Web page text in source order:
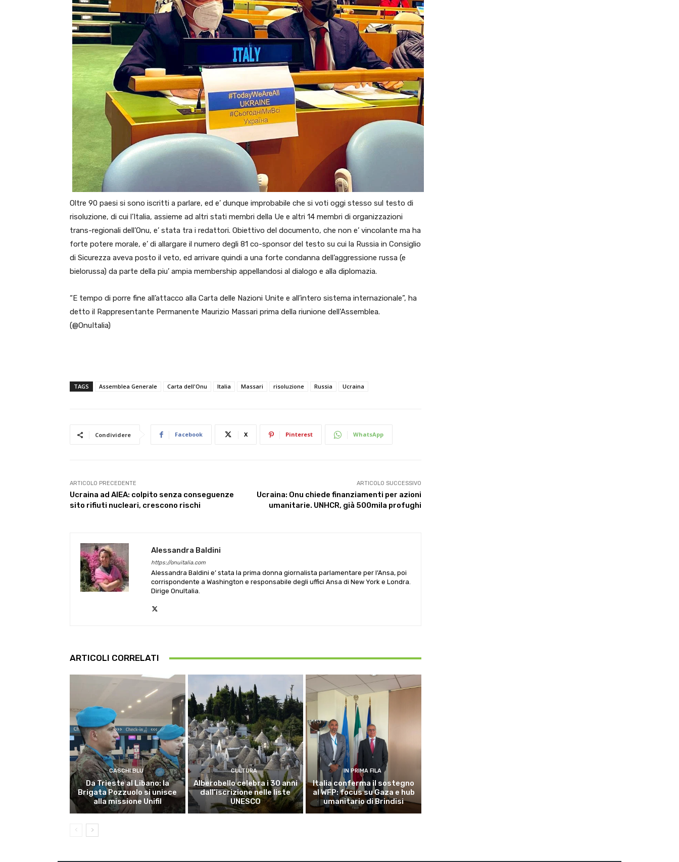
Oltre 90 paesi si sono iscritti a parlare, ed e’ dunque improbabile che si voti oggi stesso sul testo di
risoluzione, di cui l’Italia, assieme ad altri stati membri della Ue e altri 14 membri di organizzazioni
trans-regionali dell’Onu, e’ stata tra i redattori. Obiettivo del documento, che non e’ vincolante ma ha
forte potere morale, e’ di allargare il numero degli 81 co-sponsor del testo su cui la Russia in Consiglio
di Sicurezza aveva posto il veto, ed arrivare quindi a una forte condanna dell’aggressione russa (e
bielorussa) da parte della piu’ ampia membership appellandosi al dialogo e alla diplomazia.
“E tempo di porre fine all’attacco alla Carta delle Nazioni Unite e all’intero sistema internazionale”, ha
detto il Rappresentante Permanente Maurizio Massari prima della riunione dell’Assemblea.
(@OnuItalia)
TAGS Assemblea Generale Carta dell'Onu Italia Massari risoluzione Russia Ucraina
Condividere Facebook X Pinterest WhatsApp
ARTICOLO PRECEDENTE
Ucraina ad AIEA: colpito senza conseguenze
sito rifiuti nucleari, crescono rischi
ARTICOLO SUCCESSIVO
Ucraina: Onu chiede finanziamenti per azioni
umanitarie. UNHCR, già 500mila profughi
Alessandra Baldini
https://onuitalia.com
Alessandra Baldini e’ stata la prima donna giornalista parlamentare per l’Ansa, poi
corrispondente a Washington e responsabile degli uffici Ansa di New York e Londra.
Dirige OnuItalia.
ARTICOLI CORRELATI
CASCHI BLU
Da Trieste al Libano: la
Brigata Pozzuolo si unisce
alla missione Unifil
CULTURA
Alberobello celebra i 30 anni
dall’iscrizione nelle liste
UNESCO
IN PRIMA FILA
Italia conferma il sostegno
al WFP: focus su Gaza e hub
umanitario di Brindisi